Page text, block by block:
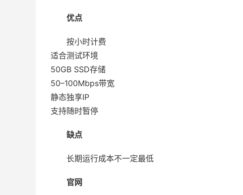
优点
按小时计费
适合测试环境
50GB SSD存储
50–100Mbps带宽
静态独享IP
支持随时暂停
缺点
长期运行成本不一定最低
官网